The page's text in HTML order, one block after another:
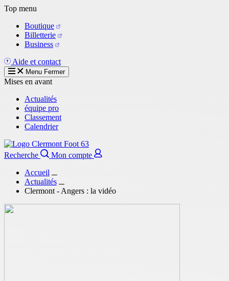
Aller
contenu
principal
Top menu
Boutique
Billetterie
Business
Aide et contact
Menu Fermer
Mises en avant
Actualités
équipe pro
Classement
Calendrier
Recherche
Mon compte
Accueil
Actualités
Clermont - Angers : la vidéo